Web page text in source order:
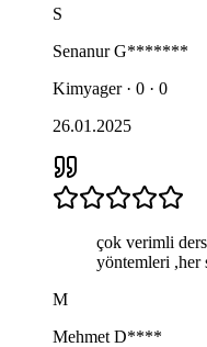
S
Senanur G*******
Kimyager · 0 · 0
26.01.2025
çok verimli
yöntemleri ,her
M
Mehmet D****